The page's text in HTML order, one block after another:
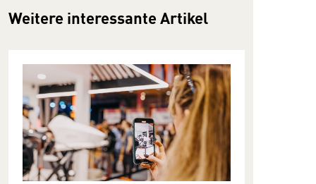
Weitere interessante Artikel